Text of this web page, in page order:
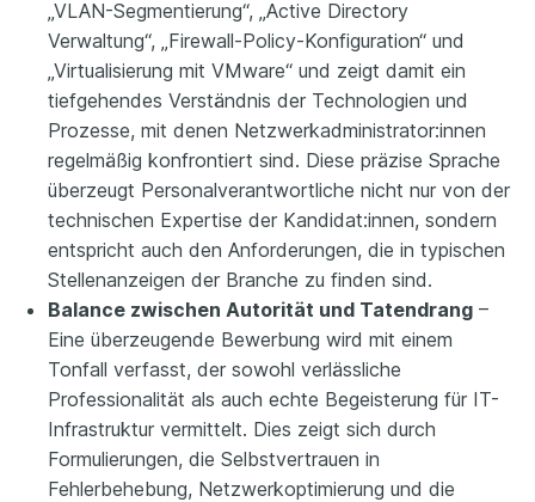
„VLAN-Segmentierung“, „Active Directory
Verwaltung“, „Firewall-Policy-Konfiguration“ und
„Virtualisierung mit VMware“ und zeigt damit ein
tiefgehendes Verständnis der Technologien und
Prozesse, mit denen Netzwerkadministrator:innen
regelmäßig konfrontiert sind. Diese präzise Sprache
überzeugt Personalverantwortliche nicht nur von der
technischen Expertise der Kandidat:innen, sondern
entspricht auch den Anforderungen, die in typischen
Stellenanzeigen der Branche zu finden sind.
Balance zwischen Autorität und Tatendrang –
Eine überzeugende Bewerbung wird mit einem
Tonfall verfasst, der sowohl verlässliche
Professionalität als auch echte Begeisterung für IT-
Infrastruktur vermittelt. Dies zeigt sich durch
Formulierungen, die Selbstvertrauen in
Fehlerbehebung, Netzwerkoptimierung und die